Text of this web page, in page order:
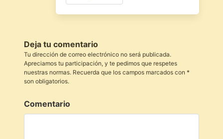
Deja tu comentario
Tu dirección de correo electrónico no será publicada.
Apreciamos tu participación, y te pedimos que respetes
nuestras normas. Recuerda que los campos marcados con *
son obligatorios.
Comentario